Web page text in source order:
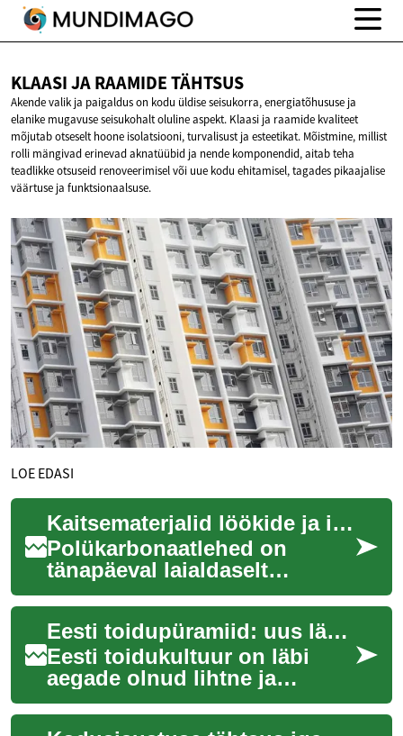
KLAASI JARAAMIDE TÄHTSUS
Akende valik ja paigaldus on kodu üldise seisukorra, energiatõhususe ja
elanike mugavuse seisukohalt oluline aspekt. Klaasi ja raamide kvaliteet
mõjutab otseselt hoone isolatsiooni, turvalisust ja esteetikat. Mõistmine, millist
rolli mängivad erinevad aknatüübid ja nende komponendid, aitab teha
teadlikke otsuseid renoveerimisel või uue kodu ehitamisel, tagades pikaajalise
väärtuse ja funktsionaalsuse.
LOE EDASI
Kaitsematerjalid löökide ja ilmastiku eest
Polükarbonaatlehed on
tänapäeval laialdaselt
tunnustatud oma erakordse
vastupidavuse ja
mitmekülgsuse poolest,
pakkud...
Eesti toidupüramiid: uus lähenemine traditsioonilisele toitumisele
Eesti toidukultuur on läbi
aegade olnud lihtne ja
mahedalähedane, kuid nüüd
on aeg värskendada meie